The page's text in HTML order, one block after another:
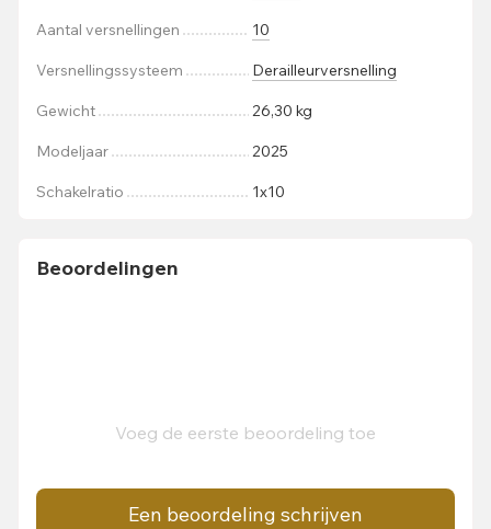
Aantal versnellingen 10
Versnellingssysteem Derailleurversnelling
Gewicht 26,30 kg
Modeljaar 2025
Schakelratio 1x10
Beoordelingen
Voeg de eerste beoordeling toe
Een beoordeling schrijven